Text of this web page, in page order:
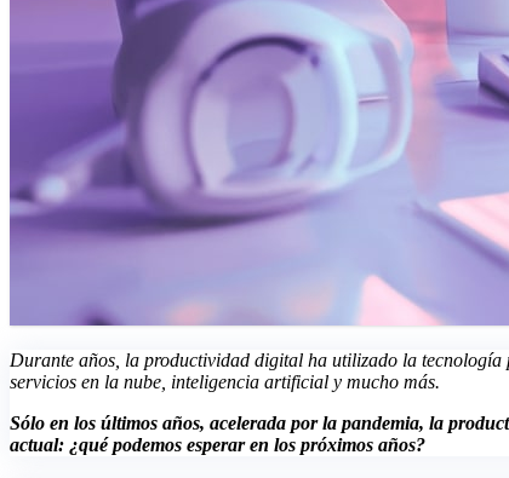
Durante años, la productividad digital ha utilizado la tecnología
servicios en la nube, inteligencia artificial y mucho más.
Sólo en los últimos años, acelerada por la pandemia, la
actual: ¿qué podemos esperar en los próximos años?